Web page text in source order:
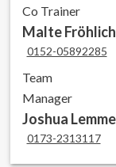
Co Trainer
Malte Fröhlich
0152-05892285
Team
Manager
Joshua
0173-2313117